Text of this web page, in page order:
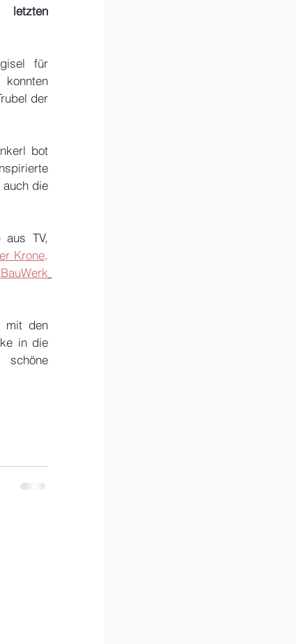
letzten
für
der
bot
auch die
aus TV,
Krone.
mit den
in die